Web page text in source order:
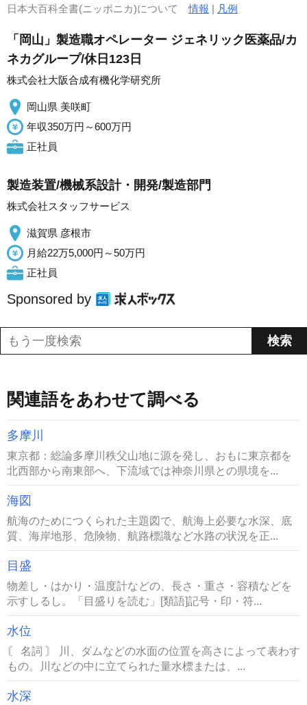
日本大百科全書(ニッポニカ)について情報 | 凡例
「岡山」製造職オペレーター ジェネリック医薬品/カ
ネカグループ/休日123日
株式会社大阪合成有機化学研究所
岡山県 美咲町
年収350万円～600万円
正社員
製造装置/機械系設計・開発/製造部門
株式会社スタッフサービス
滋賀県 彦根市
月給22万5,000円～50万円
正社員
Sponsored by
関連語をあわせて調べる
多摩川
東京都：総論多摩川秩父山地に源を発し、おもに東京都を
北西部から南東部へ、下流域では神奈川県との県境を...
海図
航海のためにつくられた主題図で、航海上必要な水深、底
質、海岸地形、危険物、航路標識など水路の状況を正...
目盛
物差し・はかり・温度計などの、長さ・重さ・容積などを
示すしるし。「目盛りを読む」[類語]記号・印・符...
水位
〘 名詞 〙 川、ダムなどの水面の位置を高さによって表わす
もの。川などの中に立てられた量水標または、...
水深